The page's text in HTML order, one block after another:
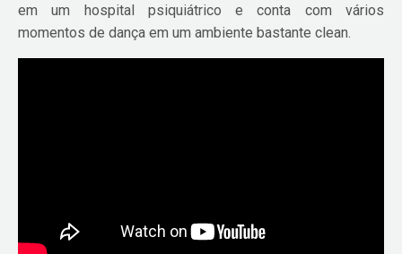
em um hospital psiquiátrico e conta com vários
momentos de dança em um ambiente bastante clean.